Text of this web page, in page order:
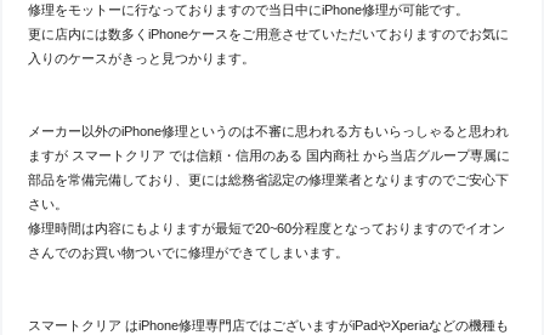
修理をモットーに行なっておりますので当日中にiPhone修理が可能です。
更に店内には数多くiPhoneケースをご用意させていただいておりますのでお気に
入りのケースがきっと見つかります。
メーカー以外のiPhone修理というのは不審に思われる方もいらっしゃると思われ
ますが スマートクリア では信頼・信用のある 国内商社 から当店グループ専属に
部品を常備完備しており、更には総務省認定の修理業者となりますのでご安心下
さい。
修理時間は内容にもよりますが最短で20~60分程度となっておりますのでイオン
さんでのお買い物ついでに修理ができてしまいます。
スマートクリア はiPhone修理専門店ではございますがiPadやXperiaなどの機種も